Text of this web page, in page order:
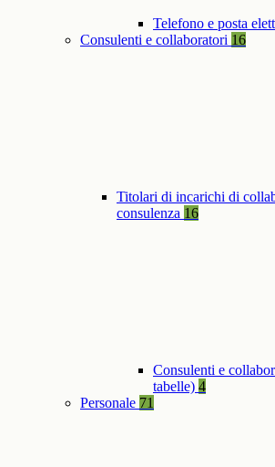
Telefono e posta
Consulenti e collaboratori 16
Titolari di incarichi di
consulenza 16
Consulenti e
tabelle) 4
Personale 71